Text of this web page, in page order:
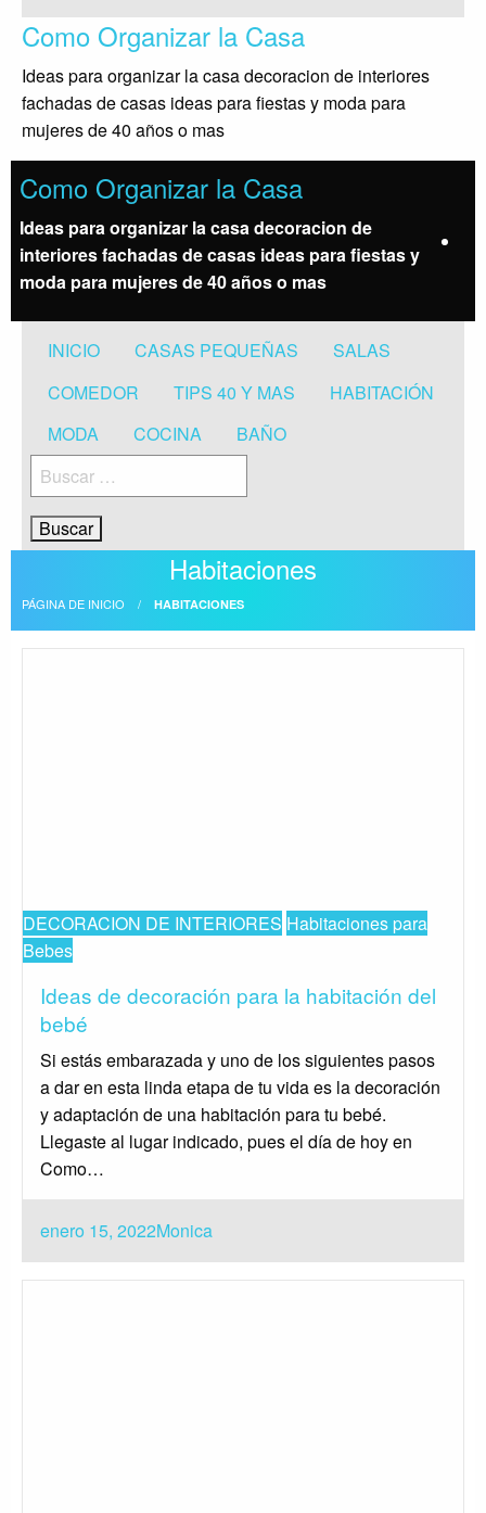
Saltar
contenido
Como Organizar la Casa
Ideas para organizar la casa decoracion de interiores
fachadas de casas ideas para fiestas y moda para
mujeres de 40 años o mas
Como Organizar la Casa
Ideas para organizar la casa decoracion de
interiores fachadas de casas ideas para fiestas y
moda para mujeres de 40 años o mas
INICIO CASAS PEQUEÑAS
SALAS
COMEDOR
TIPS 40 Y MAS
HABITACIÓN
MODA
COCINA BAÑO
Buscar:
Habitaciones
PÁGINA DE INICIO HABITACIONES
DECORACION DE INTERIORES Habitaciones para
Bebes
Ideas de decoración para la habitación del
bebé
Si estás embarazada y uno de los siguientes pasos
a dar en esta linda etapa de tu vida es la decoración
y adaptación de una habitación para tu bebé.
Llegaste al lugar indicado, pues el día de hoy en
Como…
Publicado
el
enero 15, 2022Monica